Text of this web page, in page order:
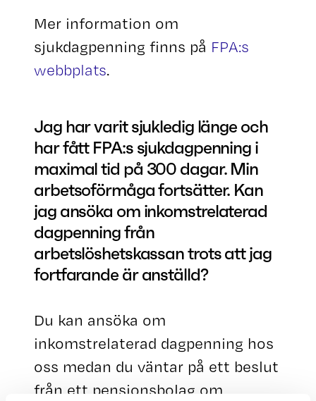
Mer information om
sjukdagpenning finns på FPA:s
webbplats.
Jag har varit sjukledig länge och
har fått FPA:s sjukdagpenning i
maximal tid på 300 dagar. Min
arbetsoförmåga fortsätter. Kan
jag ansöka om inkomstrelaterad
dagpenning från
arbetslöshetskassan trots att jag
fortfarande är anställd?
Du kan ansöka om
inkomstrelaterad dagpenning hos
oss medan du väntar på ett beslut
från ett pensionsbolag om